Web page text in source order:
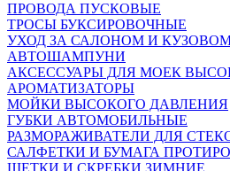
ПРОВОДА ПУСКОВЫЕ
ТРОСЫ БУКСИРОВОЧНЫЕ
УХОД ЗА САЛОНОМ И
АВТОШАМПУНИ
АКСЕССУАРЫ ДЛЯ МОЕК
АРОМАТИЗАТОРЫ
МОЙКИ ВЫСОКОГО ДАВЛЕНИЯ
ГУБКИ АВТОМОБИЛЬНЫЕ
РАЗМОРАЖИВАТЕЛИ ДЛЯ
САЛФЕТКИ И БУМАГА
ЩЕТКИ И СКРЕБКИ ЗИМНИЕ